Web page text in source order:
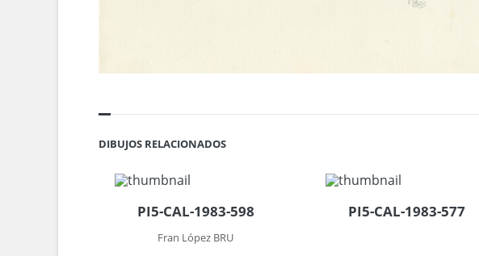
DIBUJOS RELACIONADOS
PI5-CAL-1983-598
Fran López BRU
PI5-CAL-1983-577